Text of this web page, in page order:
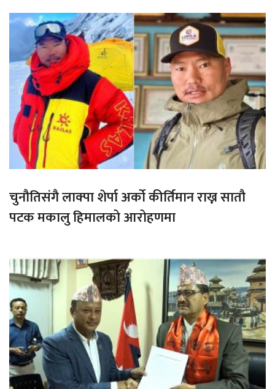
चुनौतिसंगै लाक्पा शेर्पा अर्को कीर्तिमान राख्न सातौ
पटक मकालु हिमालको आरोहणमा